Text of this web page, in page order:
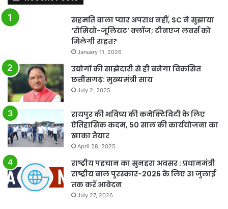
सहमति वाला प्यार अपराध नहीं, SC ने सुझाया
‘रोमियो-जूलियट’ क्लॉज; टीनएज लवर्स को
मिलेगी राहत?
January 11, 2026
उद्योगों की साझेदारी से ही बनेगा विकसित
छत्तीसगढ़: मुख्यमंत्री साय
July 2, 2025
रायपुर की भविष्य की कनेक्टिविटी के लिए
ऐतिहासिक कदम, 50 साल की कार्ययोजना का
खाका तैयार
April 28, 2025
राष्ट्रीय पहचान का सुनहरा अवसर : प्रधानमंत्री
राष्ट्रीय बाल पुरस्कार-2026 के लिए 31 जुलाई
तक करें आवेदन
July 27, 2026